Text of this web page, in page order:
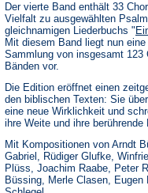
Der vierte Band enthält 33
Vielfalt zu ausgewählten
gleichnamigen Liederbuchs "
Mit diesem Band liegt nun
Sammlung von insgesamt 123
Bänden vor.
Die Edition eröffnet einen
den biblischen Texten: Sie
eine neue Wirklichkeit und
ihre Weite und ihre berührende
Mit Kompositionen von Arndt
Gabriel, Rüdiger Glufke,
Plüss, Joachim Raabe, Peter
Büssing, Merle Clasen,